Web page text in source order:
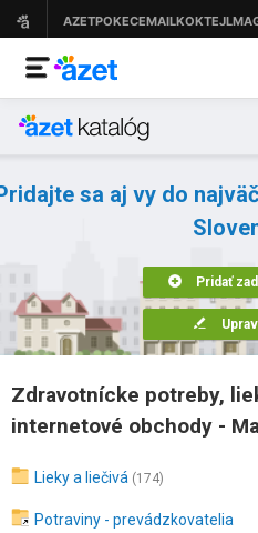
sa aj vy do
Pridať
Zdravotnícke potreby,
internetové obchody -
Lieky a liečivá (174)
Potraviny - prevádzkovatelia